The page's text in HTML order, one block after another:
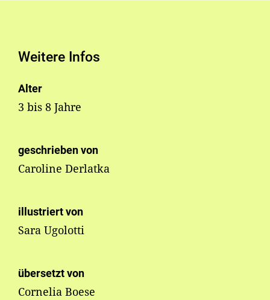
Weitere Infos
Alter
3 bis 8 Jahre
geschrieben von
Caroline Derlatka
illustriert von
Sara Ugolotti
übersetzt von
Cornelia Boese